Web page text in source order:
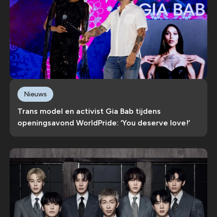
Trans model en activist Gia Bab tijdens
openingsavond WorldPride: ‘You deserve love!’
Nieuws